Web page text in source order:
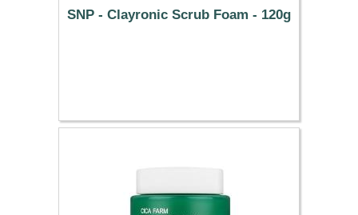
SNP - Clayronic Scrub Foam - 120g